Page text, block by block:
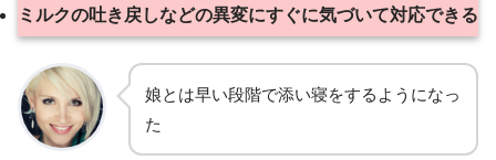
ミルクの吐き戻しなどの異変にすぐに気づいて対応できる
娘とは早い段階で添い寝をするようになっ
た